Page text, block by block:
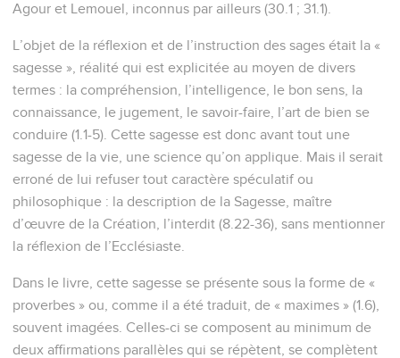
Agour et Lemouel, inconnus par ailleurs (30.1 ; 31.1).
L’objet de la réflexion et de l’instruction des sages était la «
sagesse », réalité qui est explicitée au moyen de divers
termes : la compréhension, l’intelligence, le bon sens, la
connaissance, le jugement, le savoir-faire, l’art de bien se
conduire (1.1-5). Cette sagesse est donc avant tout une
sagesse de la vie, une science qu’on applique. Mais il serait
erroné de lui refuser tout caractère spéculatif ou
philosophique : la description de la Sagesse, maître
d’œuvre de la Création, l’interdit (8.22-36), sans mentionner
la réflexion de l’Ecclésiaste.
Dans le livre, cette sagesse se présente sous la forme de «
proverbes » ou, comme il a été traduit, de « maximes » (1.6),
souvent imagées. Celles-ci se composent au minimum de
deux affirmations parallèles qui se répètent, se complètent